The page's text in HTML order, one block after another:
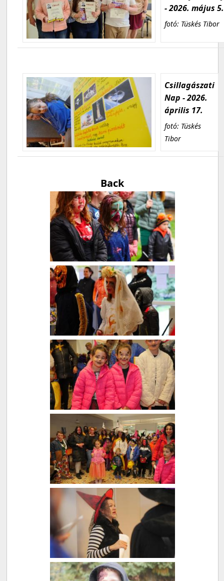
- 2026. május 5.
fotó: Tüskés Tibor
Csillagászati
Nap - 2026.
április 17.
fotó: Tüskés
Tibor
Back